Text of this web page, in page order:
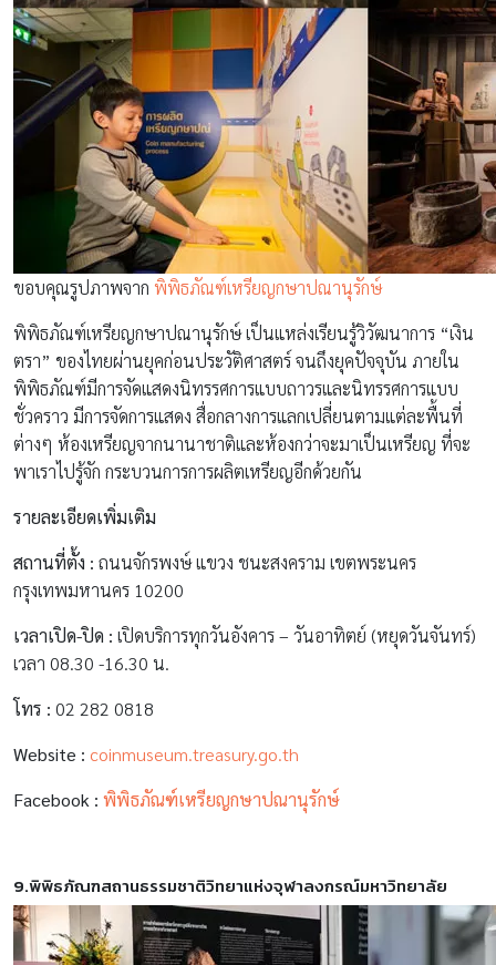
ขอบคุณรูปภาพจาก พิพิธภัณฑ์เหรียญกษาปณานุรักษ์
พิพิธภัณฑ์เหรียญกษาปณานุรักษ์ เป็นแหล่งเรียนรู้วิวัฒนาการ “เงิน
ตรา” ของไทยผ่านยุคก่อนประวัติศาสตร์ จนถึงยุคปัจจุบัน ภายใน
พิพิธภัณฑ์มีการจัดแสดงนิทรรศการแบบถาวรและนิทรรศการแบบ
ชั่วคราว มีการจัดการแสดง สื่อกลางการแลกเปลี่ยนตามแต่ละพื้นที่
ต่างๆ ห้องเหรียญจากนานาชาติและห้องกว่าจะมาเป็นเหรียญ ที่จะ
พาเราไปรู้จัก กระบวนการการผลิตเหรียญอีกด้วยกัน
รายละเอียดเพิ่มเติม
สถานที่ตั้ง : ถนนจักรพงษ์ แขวง ชนะสงคราม เขตพระนคร
กรุงเทพมหานคร 10200
เวลาเปิด-ปิด : เปิดบริการทุกวันอังคาร – วันอาทิตย์ (หยุดวันจันทร์)
เวลา 08.30 -16.30 น.
โทร : 02 282 0818
Website : coinmuseum.treasury.go.th
Facebook : พิพิธภัณฑ์เหรียญกษาปณานุรักษ์
9.พิพิธภัณฑสถานธรรมชาติวิทยาแห่งจุฬาลงกรณ์มหาวิทยาลัย